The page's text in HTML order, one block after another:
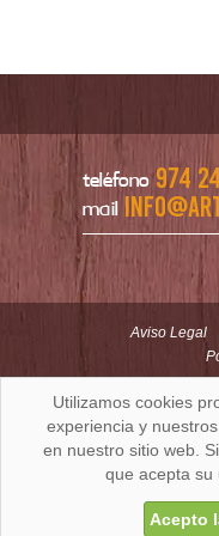
teléfono 974
mail
Aviso Legal
C/ Padre Huesca
Utilizamos cookies
experiencia y
en nuestro sitio web.
que acepta su
Acepto